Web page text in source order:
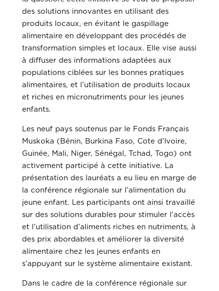
des solutions innovantes en utilisant des
produits locaux, en évitant le gaspillage
alimentaire en développant des procédés de
transformation simples et locaux. Elle vise aussi
à diffuser des informations adaptées aux
populations ciblées sur les bonnes pratiques
alimentaires, et l’utilisation de produits locaux
et riches en micronutriments pour les jeunes
enfants.
Les neuf pays soutenus par le Fonds Français
Muskoka (Bénin, Burkina Faso, Cote d’Ivoire,
Guinée, Mali, Niger, Sénégal, Tchad, Togo) ont
activement participé à cette initiative. La
présentation des lauréats a eu lieu en marge de
la conférence régionale sur l’alimentation du
jeune enfant. Les participants ont ainsi travaillé
sur des solutions durables pour stimuler l’accès
et l’utilisation d’aliments riches en nutriments, à
des prix abordables et améliorer la diversité
alimentaire chez les jeunes enfants en
s’appuyant sur le système alimentaire existant.
Dans le cadre de la conférence régionale sur